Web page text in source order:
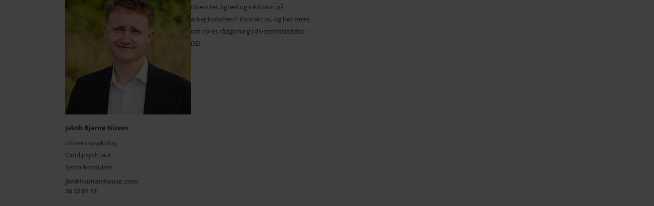
Jakob Bjarnø Nissen
Erhvervspsykolog
Cand.psych. aut.
Seniorkonsulent
jbr@humanhouse.com
26 22 81 17
diversitet, lighed og inklusion på
arbejdspladsen? Kontakt os, og hør mere
om vores rådgivning i diversitetsledelse –
DEI.